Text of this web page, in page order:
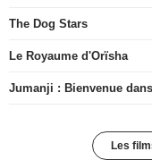
The Dog Stars
Le Royaume d'Orïsha
Jumanji : Bienvenue
Les